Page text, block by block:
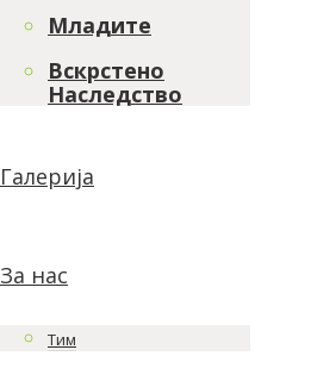
Младите
Вскрстено
Наследство
Галерија
За нас
Тим